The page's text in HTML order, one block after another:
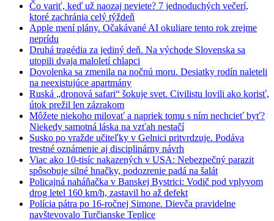
Čo variť, keď už naozaj neviete? 7 jednoduchých večerí,
ktoré zachránia celý týždeň
Apple mení plány. Očakávané AI okuliare tento rok zrejme
neprídu
Druhá tragédia za jediný deň. Na východe Slovenska sa
utopili dvaja maloletí chlapci
Dovolenka sa zmenila na nočnú moru. Desiatky rodín naleteli
na neexistujúce apartmány
Ruská „dronová safari“ šokuje svet. Civilistu lovili ako korisť,
útok prežil len zázrakom
Môžete niekoho milovať a napriek tomu s ním nechcieť byť?
Niekedy samotná láska na vzťah nestačí
Susko po vražde učiteľky v Gelnici pritvrdzuje. Podáva
trestné oznámenie aj disciplinárny návrh
Viac ako 10-tisíc nakazených v USA: Nebezpečný parazit
spôsobuje silné hnačky, podozrenie padá na šalát
Policajná naháňačka v Banskej Bystrici: Vodič pod vplyvom
drog letel 160 km/h, zastavil ho až defekt
Polícia pátra po 16-ročnej Simone. Dievča pravidelne
navštevovalo Turčianske Teplice